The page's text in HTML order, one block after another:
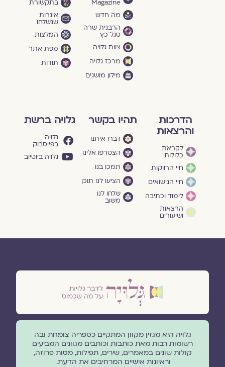
Magazine
מה חדש
הרבנית שרה
סגל־כץ
צוות גלויה
מרכז גלויה
מילון מושגים
בתקשורת
איגרות
שנשלחו
המלצות
מפת אתר
תודות
הדרכות
והרצאות
לקראת
כלולות
חיי הרווקות
חיי הנישואים
לימוד וכתיבה
הרצאות
ושיעורים
תהיו בקשר
דברו איתנו
הצטרפו אלינו
תמכו בנו
הציעו לנו תוכן
שלחו לנו
משוב
גלויה ברשת
גלויה
בפייסבוק
גלויה ביוטיוב
גלויה היא מגזין מקוון המתקיים כספריה צומחת ובה
רשומות רבות מאת כותבות וכותבים מגוונים המביעים
קולות שונים במאמרים, שירים, תפילות, מסות פרוזה,
וראיונות אישיים המרחיבים את הדעת.